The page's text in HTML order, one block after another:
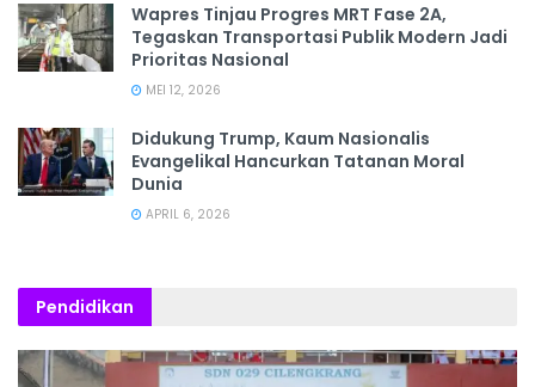
Wapres Tinjau Progres MRT Fase 2A,
Tegaskan Transportasi Publik Modern Jadi
Prioritas Nasional
MEI 12, 2026
Didukung Trump, Kaum Nasionalis
Evangelikal Hancurkan Tatanan Moral
Dunia
APRIL 6, 2026
Pendidikan